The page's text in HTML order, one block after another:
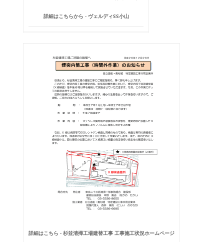
詳細はこちらから - ヴェルディSS小山
詳細はこちら - 杉並清掃工場建替工事 工事施工状況ホームページ